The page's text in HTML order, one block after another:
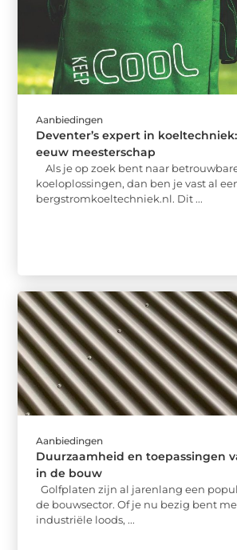
Aanbiedingen
Deventer’s expert in
eeuw meesterschap
Als je op zoek bent naar
koeloplossingen, dan ben je vast al
bergstromkoeltechniek.nl. Dit ...
Aanbiedingen
Duurzaamheid en toepassingen
in de bouw
Golfplaten zijn al jarenlang een
de bouwsector. Of je nu bezig bent
industriële loods, ...